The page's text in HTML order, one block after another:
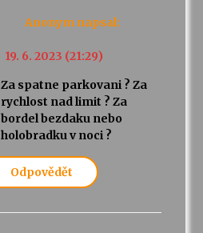
Anonym napsal:
19. 6. 2023 (21:29)
Za spatne parkovani ? Za
rychlost nad limit ? Za
bordel bezdaku nebo
holobradku v noci ?
Odpovědět